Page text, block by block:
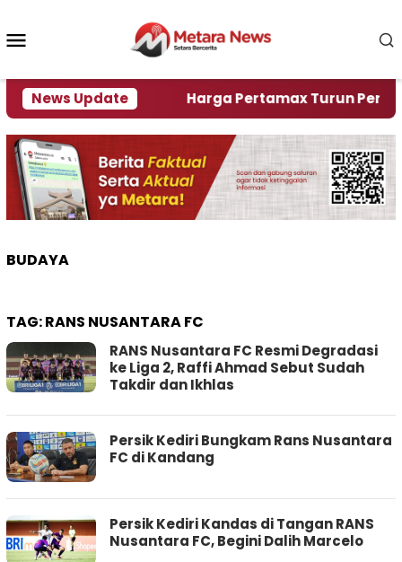
konten
News Update
Krisi Air Harga Pertamax Turun Per Hari Ini,
BUDAYA
TAG:RANS NUSANTARA FC
RANS Nusantara FC Resmi Degradasi
ke Liga 2, Raffi Ahmad Sebut Sudah
Takdir dan Ikhlas
Persik Kediri Bungkam Rans Nusantara
FC di Kandang
Persik Kediri Kandas di Tangan RANS
Nusantara FC, Begini Dalih Marcelo